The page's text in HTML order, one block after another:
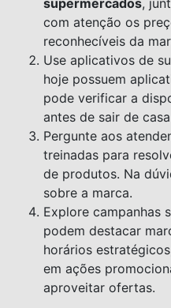
supermercados,
com atenção os
reconhecíveis da
Use aplicativos de
hoje possuem
pode verificar a
antes de sair de
Pergunte aos
treinadas para
de produtos. Na
sobre a marca.
Explore campanhas
podem destacar
horários
em ações
aproveitar ofertas.